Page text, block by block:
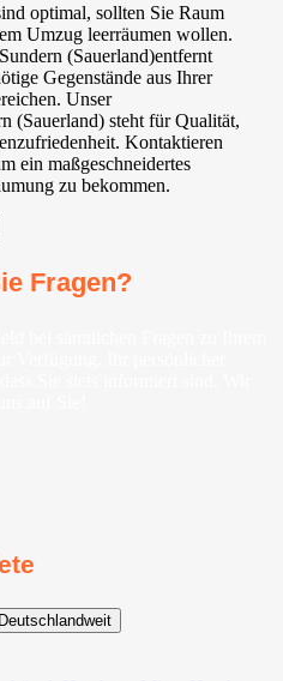
optimal, sollten Sie Raum
Umzug leerräumen wollen.
(Sauerland)entfernt
Gegenstände aus Ihrer
Unser
(Sauerland) steht für Qualität,
Kontaktieren
ein maßgeschneidertes
zu bekommen.
Fragen?
Deutschlandweit